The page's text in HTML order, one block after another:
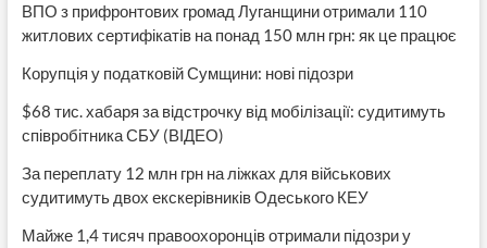
ВПО з прифронтових громад Луганщини отримали 110
житлових сертифікатів на понад 150 млн грн: як це працює
Корупція у податковій Сумщини: нові підозри
$68 тис. хабаря за відстрочку від мобілізації: судитимуть
співробітника СБУ (ВІДЕО)
За переплату 12 млн грн на ліжках для військових
судитимуть двох екскерівників Одеського КЕУ
Майже 1,4 тисяч правоохоронців отримали підозри у